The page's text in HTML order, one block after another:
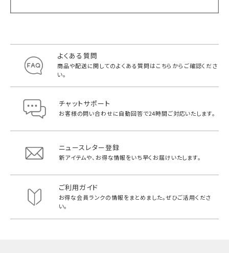
よくある質問
商品や配送に関してのよくある質問はこちらからご確認くださ
い。
チャットサポート
お客様の問い合わせに自動回答で24時間ご対応いたします。
ニュースレター登録
新アイテムや、お得な情報をいち早く お届けいたします。
ご利用ガイド
お得な会員ランクの情報をまとめました。ぜひご活用くださ
い。